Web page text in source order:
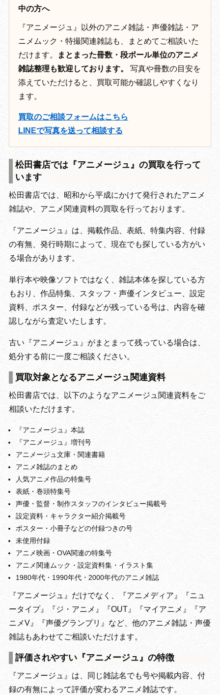
中の方へ
『アニメージュ』以外のアニメ雑誌・声優雑誌・ア
ニメムック・特撮関連雑誌も、まとめてご相談いた
だけます。
まとまった冊数・段ボール単位のアニメ
雑誌整理も歓迎しております。
写真や冊数の目安を
添えていただけると、買取可能か確認しやすくなり
ます。
買取のご相談フォームはこちら
LINEで写真を送って相談する
松田書店では『アニメージュ』の買取を行って
います
松田書店では、昭和から平成にかけて発行されたアニメ
雑誌や、アニメ関連資料の買取を行っております。
『アニメージュ』は、掲載作品、表紙、特集内容、付録
の有無、発行時期によって、現在でも探している方がい
る場合があります。
単行本や映像ソフトではなく、雑誌本体を探している方
もおり、作品特集、スタッフ・声優インタビュー、設定
資料、ポスター、付録などが残っている号は、内容を確
認しながら査定いたします。
古い『アニメージュ』がまとまって残っている場合は、
処分する前に一度ご相談ください。
買取対象となるアニメージュ関連資料
松田書店では、以下のようなアニメージュ関連資料をご
相談いただけます。
『アニメージュ』本誌
『アニメージュ』増刊号
アニメージュ文庫・関連書籍
アニメ雑誌のまとめ
人気アニメ作品の特集号
表紙・巻頭特集号
声優・監督・制作スタッフのインタビュー掲載号
設定資料・キャラクター紹介掲載号
ポスター・小冊子などの付録つきの号
未使用付録
アニメ映画・OVA関連の特集号
アニメ関連ムック・設定資料集・イラスト集
1980年代・1990年代・2000年代のアニメ雑誌
『アニメージュ』だけでなく、『アニメディア』『ニュ
ータイプ』『ジ・アニメ』『OUT』『マイアニメ』『ア
ニメV』『声優グランプリ』など、他のアニメ雑誌・声優
雑誌もあわせてご相談いただけます。
評価されやすい『アニメージュ』の特徴
『アニメージュ』は、同じ雑誌名でも号や掲載内容、付
録の有無によって評価が変わるアニメ雑誌です。